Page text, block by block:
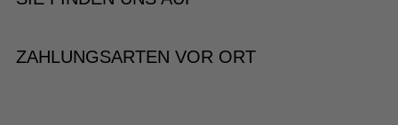
ZAHLUNGSARTEN VOR ORT